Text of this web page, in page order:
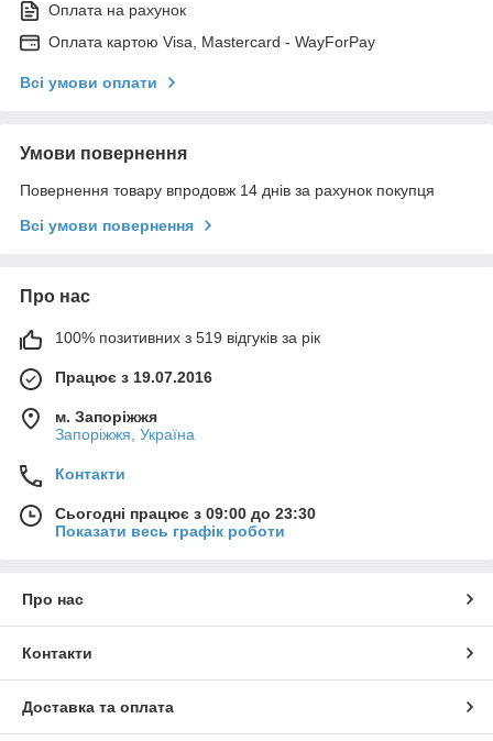
Оплата на рахунок
Оплата картою Visa, Mastercard - WayForPay
Всі умови оплати
Умови повернення
Повернення товару впродовж 14 днів за рахунок покупця
Всі умови повернення
Про нас
100% позитивних з 519 відгуків за рік
Працює з 19.07.2016
м. Запоріжжя
Запоріжжя, Україна
Контакти
Сьогодні працює з 09:00 до 23:30
Показати весь графік роботи
Про нас
Контакти
Доставка та оплата